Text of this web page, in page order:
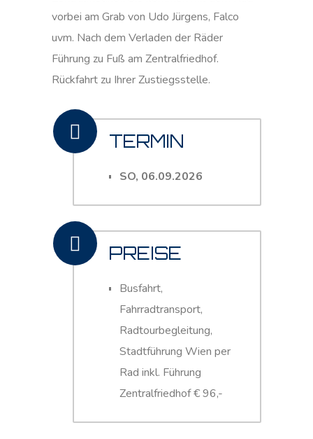
vorbei am Grab von Udo Jürgens, Falco
uvm. Nach dem Verladen der Räder
Führung zu Fuß am Zentralfriedhof.
Rückfahrt zu Ihrer Zustiegsstelle.
TERMIN
SO, 06.09.2026
PREISE
Busfahrt,
Fahrradtransport,
Radtourbegleitung,
Stadtführung Wien per
Rad inkl. Führung
Zentralfriedhof € 96,-